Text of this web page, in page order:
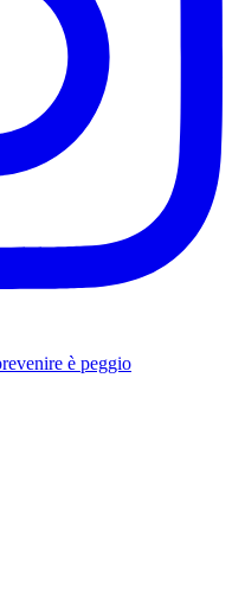
è peggio